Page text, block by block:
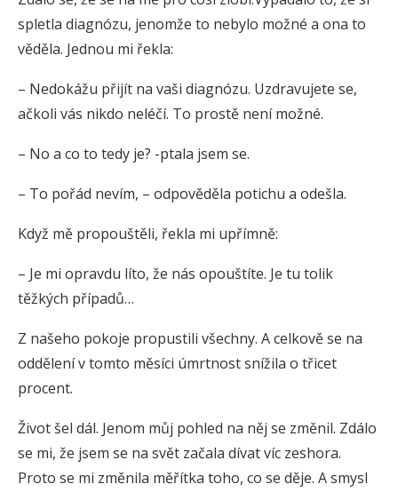
spletla diagnózu, jenomže to nebylo možné a ona to
věděla. Jednou mi řekla:
– Nedokážu přijít na vaši diagnózu. Uzdravujete se,
ačkoli vás nikdo neléčí. To prostě není možné.
– No a co to tedy je? -ptala jsem se.
– To pořád nevím, – odpověděla potichu a odešla.
Když mě propouštěli, řekla mi upřímně:
– Je mi opravdu líto, že nás opouštíte. Je tu tolik
těžkých případů…
Z našeho pokoje propustili všechny. A celkově se na
oddělení v tomto měsíci úmrtnost snížila o třicet
procent.
Život šel dál. Jenom můj pohled na něj se změnil. Zdálo
se mi, že jsem se na svět začala dívat víc zeshora.
Proto se mi změnila měřítka toho, co se děje. A smysl